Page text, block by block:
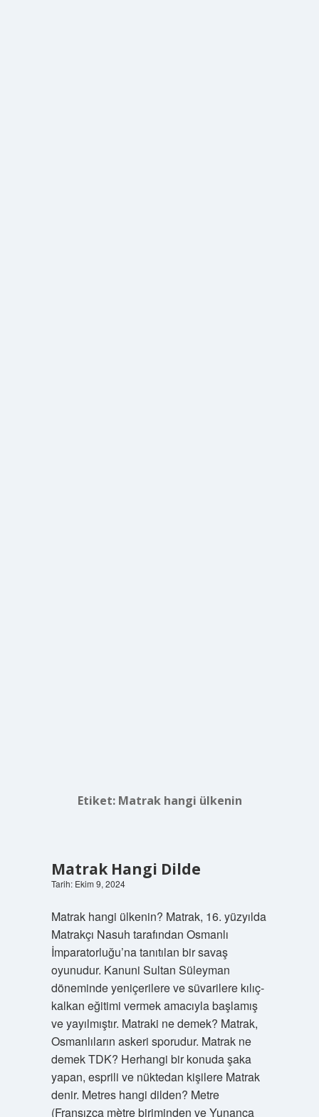
Etiket: Matrak hangi ülkenin
Matrak Hangi Dilde
Tarih: Ekim 9, 2024
Matrak hangi ülkenin? Matrak, 16. yüzyılda
Matrakçı Nasuh tarafından Osmanlı
İmparatorluğu’na tanıtılan bir savaş
oyunudur. Kanuni Sultan Süleyman
döneminde yeniçerilere ve süvarilere kılıç-
kalkan eğitimi vermek amacıyla başlamış
ve yayılmıştır. Matraki ne demek? Matrak,
Osmanlıların askeri sporudur. Matrak ne
demek TDK? Herhangi bir konuda şaka
yapan, esprili ve nüktedan kişilere Matrak
denir. Metres hangi dilden? Metre
(Fransızca mètre biriminden ve Yunanca